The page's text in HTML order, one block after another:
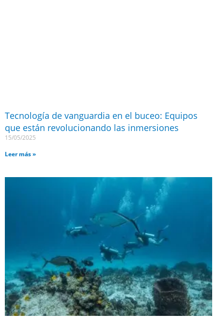
Tecnología de vanguardia en el buceo: Equipos
que están revolucionando las inmersiones
15/05/2025
Leer más »